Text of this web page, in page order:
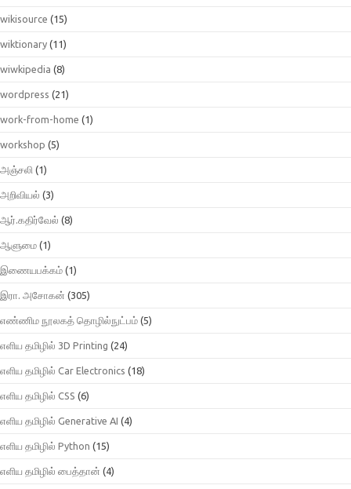
wikisource (15)
wiktionary (11)
wiwkipedia (8)
wordpress (21)
work-from-home (1)
workshop (5)
அஞ்சலி (1)
அறிவியல் (3)
ஆர்.கதிர்வேல் (8)
ஆளுமை (1)
இணையபக்கம் (1)
இரா. அசோகன் (305)
எண்ணிம நூலகத் தொழில்நுட்பம் (5)
எளிய தமிழில் 3D Printing (24)
எளிய தமிழில் Car Electronics (18)
எளிய தமிழில் CSS (6)
எளிய தமிழில் Generative AI (4)
எளிய தமிழில் Python (15)
எளிய தமிழில் பைத்தான் (4)